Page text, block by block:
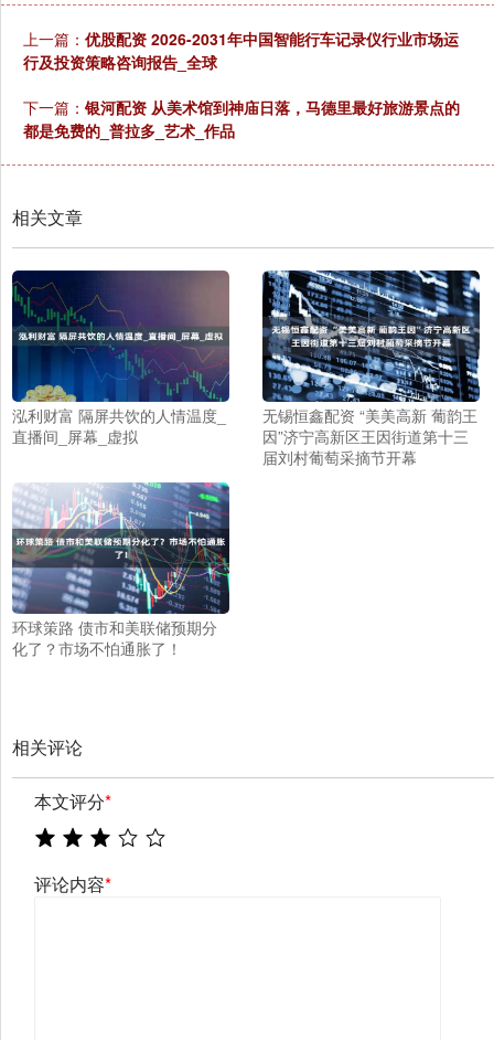
上一篇： 优股配资 2026-2031年中国智能行车记录仪行业市场运
行及投资策略咨询报告_全球
下一篇： 银河配资 从美术馆到神庙日落，马德里最好旅游景点的
都是免费的_普拉多_艺术_作品
相关文章
泓利财富 隔屏共饮的人情温度_
直播间_屏幕_虚拟
无锡恒鑫配资 “美美高新 葡韵王
因”济宁高新区王因街道第十三
届刘村葡萄采摘节开幕
环球策路 债市和美联储预期分
化了？市场不怕通胀了！
相关评论
本文评分*
评论内容*